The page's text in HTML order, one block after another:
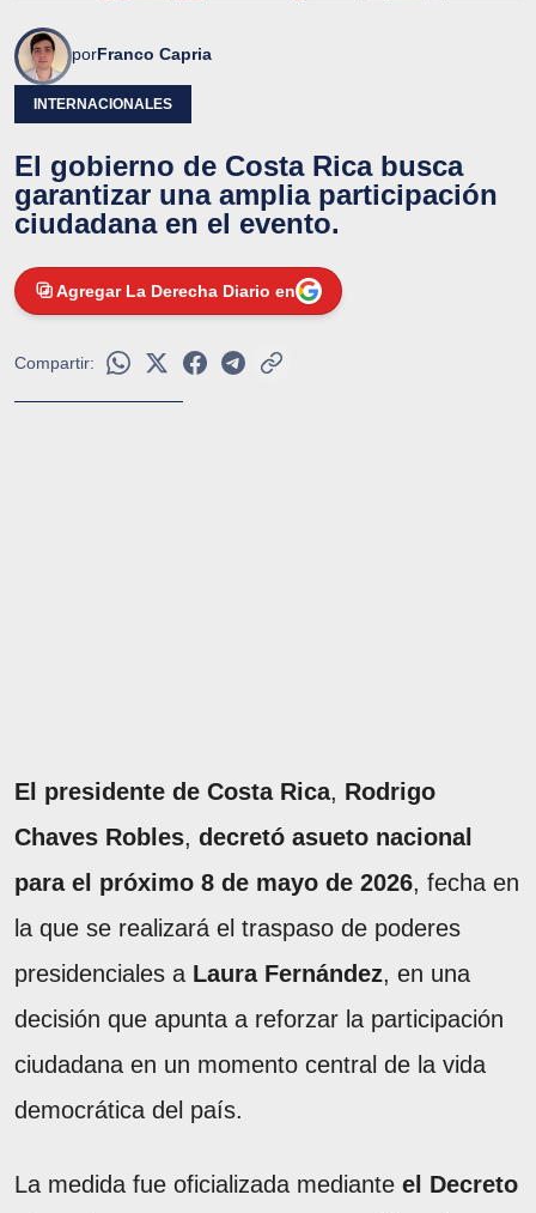
porFranco Capria
INTERNACIONALES
El gobierno de Costa Rica busca
garantizar una amplia participación
ciudadana en el evento.
Agregar La Derecha Diario en
Compartir:
El presidente de Costa Rica, Rodrigo
Chaves Robles, decretó asueto nacional
para el próximo 8 de mayo de 2026, fecha en
la que se realizará el traspaso de poderes
presidenciales a Laura Fernández, en una
decisión que apunta a reforzar la participación
ciudadana en un momento central de la vida
democrática del país.
La medida fue oficializada mediante el Decreto